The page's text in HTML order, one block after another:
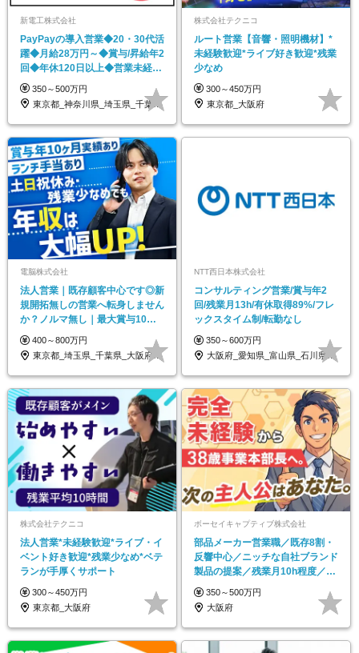
新電工株式会社
PayPayの導入営業◆20・30代活
躍◆月給28万円～◆賞与/昇給年2
回◆年休120日以上◆営業未経験
歓迎
350～500万円
東京都_神奈川県_埼玉県_千葉県_大阪府…
株式会社テクニコ
ルート営業【音響・照明機材】*
未経験歓迎*ライブ好き歓迎*残業
少なめ
300～450万円
東京都_大阪府
電脳株式会社
法人営業｜既存顧客中心です◎新
規開拓無しの営業へ転身しません
か？ノルマ無し｜最大賞与10ヶ
月分の実績あり
400～800万円
東京都_埼玉県_千葉県_大阪府_宮城県_…
NTT西日本株式会社
コンサルティング営業/賞与年2
回/残業月13h/有休取得89%/フレ
ックスタイム制/転勤なし
350～600万円
大阪府_愛知県_富山県_石川県_福井県_…
株式会社テクニコ
法人営業*未経験歓迎*ライブ・イ
ベント好き歓迎*残業少なめ*ベテ
ランが手厚くサポート
300～450万円
東京都_大阪府
ボーセイキャプティブ株式会社
部品メーカー営業職／既存8割・
反響中心／ニッチな自社ブランド
製品の提案／残業月10h程度／年
休120日／厚待遇
350～500万円
大阪府